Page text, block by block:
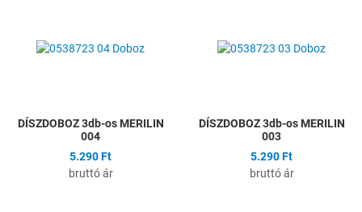
Összehasonlítás
DÍSZDOBOZ 3db-os MERILIN
004
5.290 Ft
bruttó ár
DÍSZDOBOZ 3db-os MERILIN
003
5.290 Ft
bruttó ár